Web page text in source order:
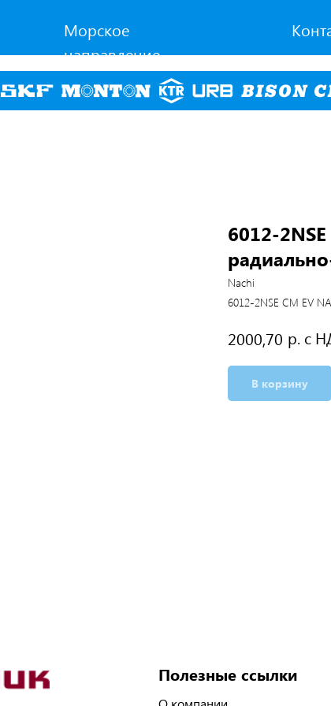
Морское
направление
6012-
Nachi
6012-2NSE CM EV
2000,70 р. с
В корзину
Полезные ссылки